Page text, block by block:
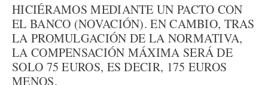
HICIÉRAMOS MEDIANTE UN PACTO CON
EL BANCO (NOVACIÓN). EN CAMBIO, TRAS
LA PROMULGACIÓN DE LA NORMATIVA,
LA COMPENSACIÓN MÁXIMA SERÁ DE
SOLO 75 EUROS, ES DECIR, 175 EUROS
MENOS.